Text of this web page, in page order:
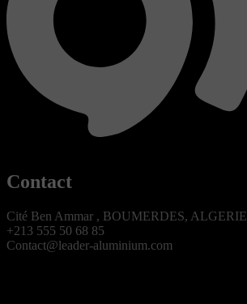
Contact
Cité Ben Ammar , BOUMERDES, ALGERIE
+213 555 50 68 85
Contact@leader-aluminium.com